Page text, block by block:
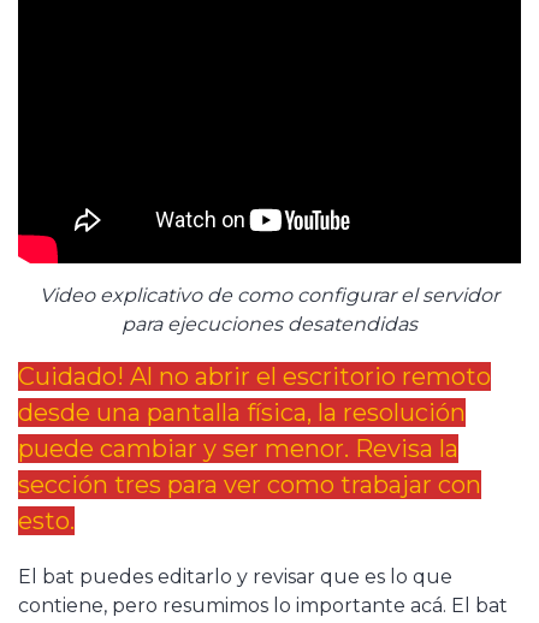
Video explicativo de como configurar el servidor
para ejecuciones desatendidas
Cuidado! Al no abrir el escritorio remoto
desde una pantalla física, la resolución
puede cambiar y ser menor. Revisa la
sección tres para ver como trabajar con
esto.
El bat puedes editarlo y revisar que es lo que
contiene, pero resumimos lo importante acá. El bat